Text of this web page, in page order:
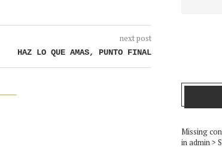
next post
HAZ LO QUE AMAS, PUNTO FINAL
Missing
in admin >